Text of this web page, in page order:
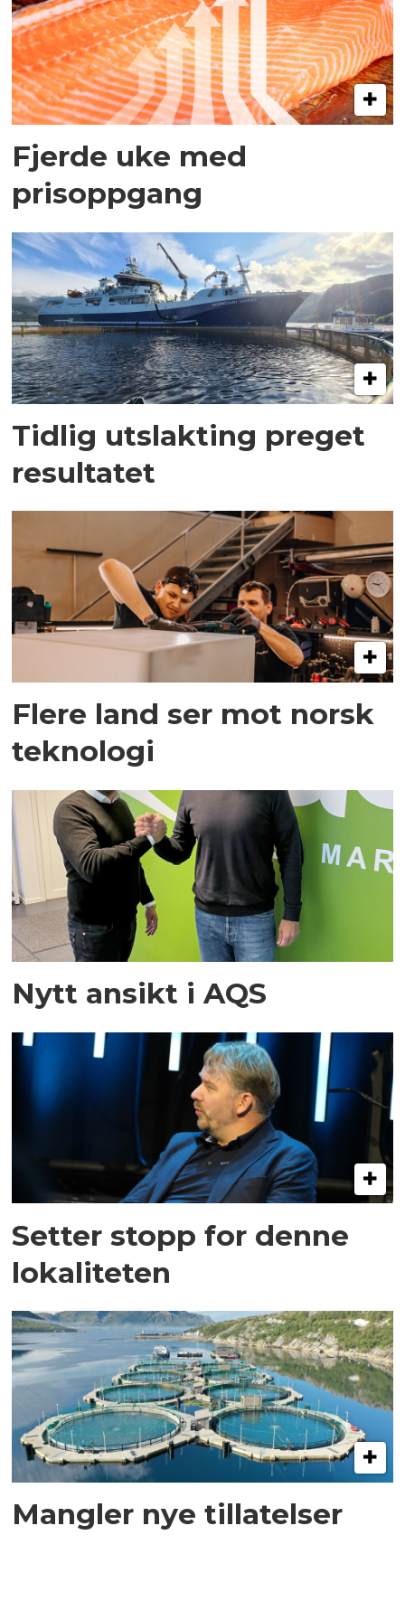
Fjerde uke med
prisoppgang
Tidlig utslakting preget
resultatet
Flere land ser mot norsk
teknologi
Nytt ansikt i AQS
Setter stopp for denne
lokaliteten
Mangler nye tillatelser